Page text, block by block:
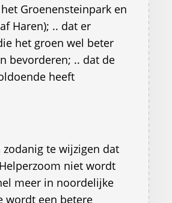
Groenensteinpark en
Haren); .. dat er
het groen wel beter
bevorderen; .. dat de
heeft
te wijzigen dat
niet wordt
meer in noordelijke
wordt een betere